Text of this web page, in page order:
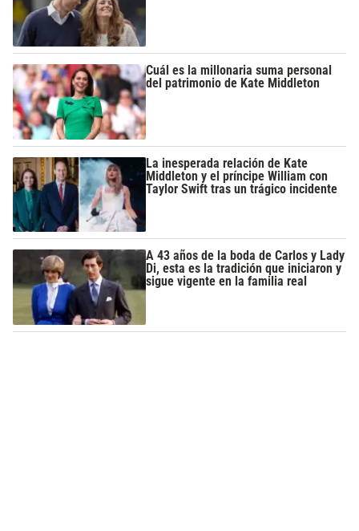
Cuál es la millonaria suma personal
del patrimonio de Kate Middleton
La inesperada relación de Kate
Middleton y el príncipe William con
Taylor Swift tras un trágico incidente
A 43 años de la boda de Carlos y Lady
Di, esta es la tradición que iniciaron y
sigue vigente en la familia real